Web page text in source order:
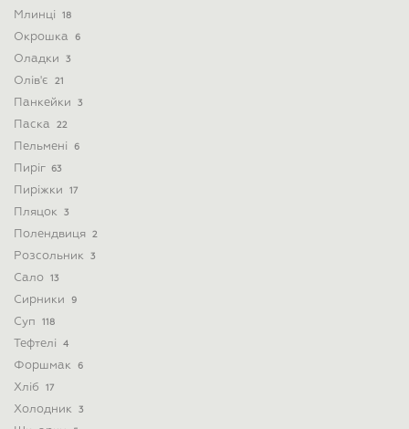
Млинці 18
Окрошка 6
Оладки 3
Олів'є 21
Панкейки 3
Паска 22
Пельмені 6
Пиріг 63
Пиріжки 17
Пляцок 3
Полендвиця 2
Розсольник 3
Сало 13
Сирники 9
Суп 118
Тефтелі 4
Форшмак 6
Хліб 17
Холодник 3